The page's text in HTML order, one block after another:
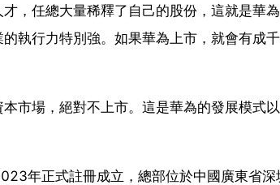
，任總大量稀釋了自己的股份，這就是華
執行力特別強。如果華為上市，就會有成
市場，絕對不上市。這是華為的發展模式
年正式註冊成立，總部位於中國廣東省深